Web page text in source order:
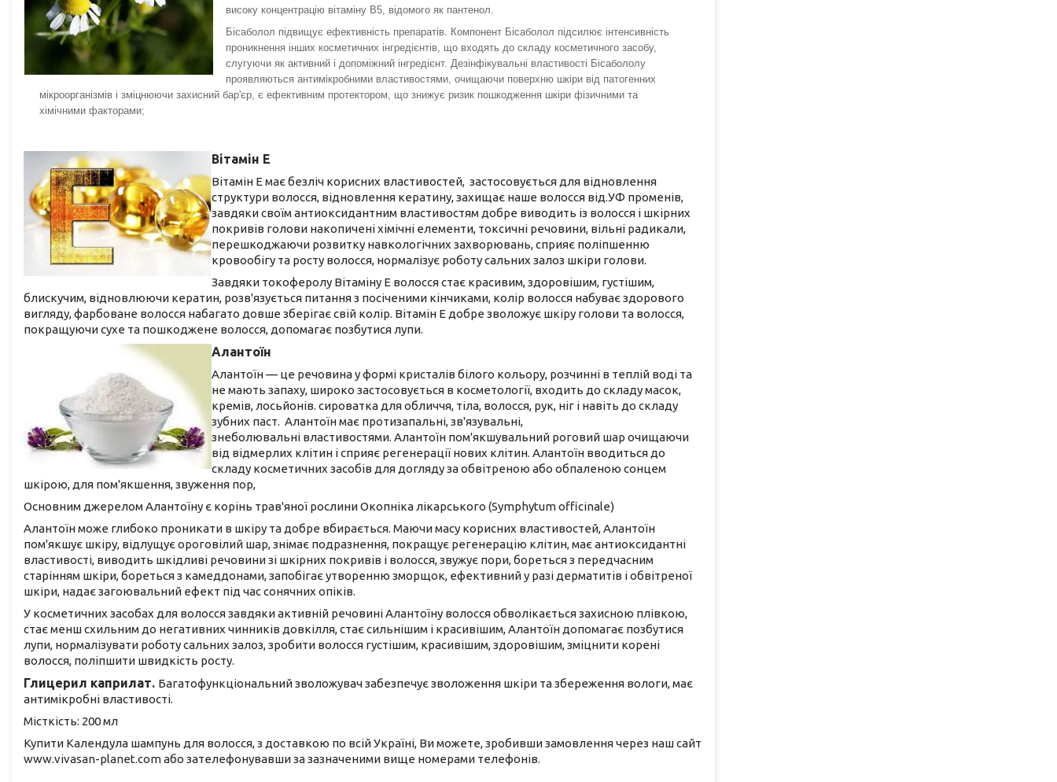
високу концентрацію вітаміну В5, відомого як пантенол.
Бісаболол підвищує ефективність препаратів. Компонент Бісаболол підсилює інтенсивність
проникнення інших косметичних інгредієнтів, що входять до складу косметичного засобу,
слугуючи як активний і допоміжний інгредієнт. Дезінфікувальні властивості Бісабололу
проявляються антимікробними властивостями, очищаючи поверхню шкіри від патогенних
мікроорганізмів і зміцнюючи захисний бар'єр, є ефективним протектором, що знижує ризик пошкодження шкіри фізичними та
хімічними факторами;
Вітамін Е
Вітамін Е має безліч корисних властивостей, застосовується для відновлення
структури волосся, відновлення кератину, захищає наше волосся від.УФ променів,
завдяки своїм антиоксидантним властивостям добре виводить із волосся і шкірних
покривів голови накопичені хімічні елементи, токсичні речовини, вільні радикали,
перешкоджаючи розвитку навкологічних захворювань, сприяє поліпшенню
кровообігу та росту волосся, нормалізує роботу сальних залоз шкіри голови.
Завдяки токоферолу Вітаміну Е волосся стає красивим, здоровішим, густішим,
блискучим, відновлюючи кератин, розв'язується питання з посіченими кінчиками, колір волосся набуває здорового
вигляду, фарбоване волосся набагато довше зберігає свій колір. Вітамін Е добре зволожує шкіру голови та волосся,
покращуючи сухе та пошкоджене волосся, допомагає позбутися лупи.
Алантоїн
Алантоїн — це речовина у формі кристалів білого кольору, розчинні в теплій воді та
не мають запаху, широко застосовується в косметології, входить до складу масок,
кремів, лосьйонів. сироватка для обличчя, тіла, волосся, рук, ніг і навіть до складу
зубних паст. Алантоїн має протизапальні, зв'язувальні,
знеболювальні властивостями. Алантоїн пом'якшувальний роговий шар очищаючи
від відмерлих клітин і сприяє регенерації нових клітин. Алантоїн вводиться до
складу косметичних засобів для догляду за обвітреною або обпаленою сонцем
шкірою, для пом'якшення, звуження пор,
Основним джерелом Алантоїну є корінь трав'яної рослини Окопніка лікарського (Symphytum officinale)
Алантоїн може глибоко проникати в шкіру та добре вбирається. Маючи масу корисних властивостей, Алантоїн
пом'якшує шкіру, відлущує ороговілий шар, знімає подразнення, покращує регенерацію клітин, має антиоксидантні
властивості, виводить шкідливі речовини зі шкірних покривів і волосся, звужує пори, бореться з передчасним
старінням шкіри, бореться з камеддонами, запобігає утворенню зморщок, ефективний у разі дерматитів і обвітреної
шкіри, надає загоювальний ефект під час сонячних опіків.
У косметичних засобах для волосся завдяки активній речовині Алантоїну волосся обволікається захисною плівкою,
стає менш схильним до негативних чинників довкілля, стає сильнішим і красивішим, Алантоїн допомагає позбутися
лупи, нормалізувати роботу сальних залоз, зробити волосся густішим, красивішим, здоровішим, зміцнити корені
волосся, поліпшити швидкість росту.
Глицерил каприлат. Багатофункціональний зволожувач забезпечує зволоження шкіри та збереження вологи, має
антимікробні властивості.
Місткість: 200 мл
Купити Календула шампунь для волосся, з доставкою по всій Україні, Ви можете, зробивши замовлення через наш сайт
www.vivasan-planet.com або зателефонувавши за зазначеними вище номерами телефонів.